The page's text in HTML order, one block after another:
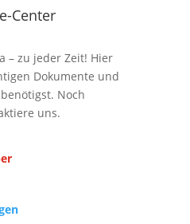
Center
– zu jeder Zeit! Hier
Dokumente und
Noch
uns.